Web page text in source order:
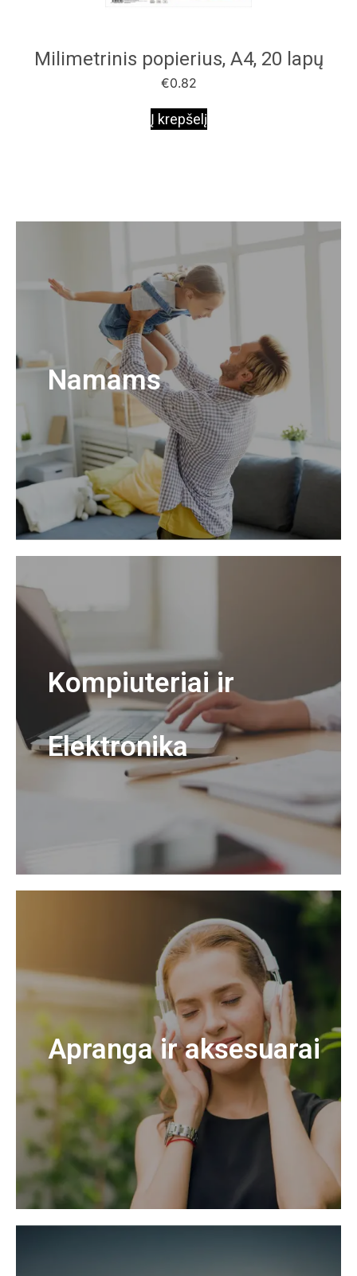
Milimetrinis popierius, A4, 20 lapų
€0.82
Į krepšelį
Namams
Kompiuteriai ir
Elektronika
Apranga ir aksesuarai